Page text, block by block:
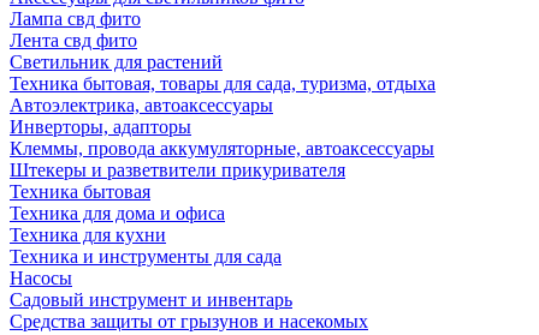
Лампа свд фито
Лента свд фито
Светильник для растений
Техника бытовая, товары для сада, туризма, отдыха
Автоэлектрика, автоаксессуары
Инверторы, адапторы
Клеммы, провода аккумуляторные, автоаксессуары
Штекеры и разветвители прикуривателя
Техника бытовая
Техника для дома и офиса
Техника для кухни
Техника и инструменты для сада
Насосы
Садовый инструмент и инвентарь
Средства защиты от грызунов и насекомых